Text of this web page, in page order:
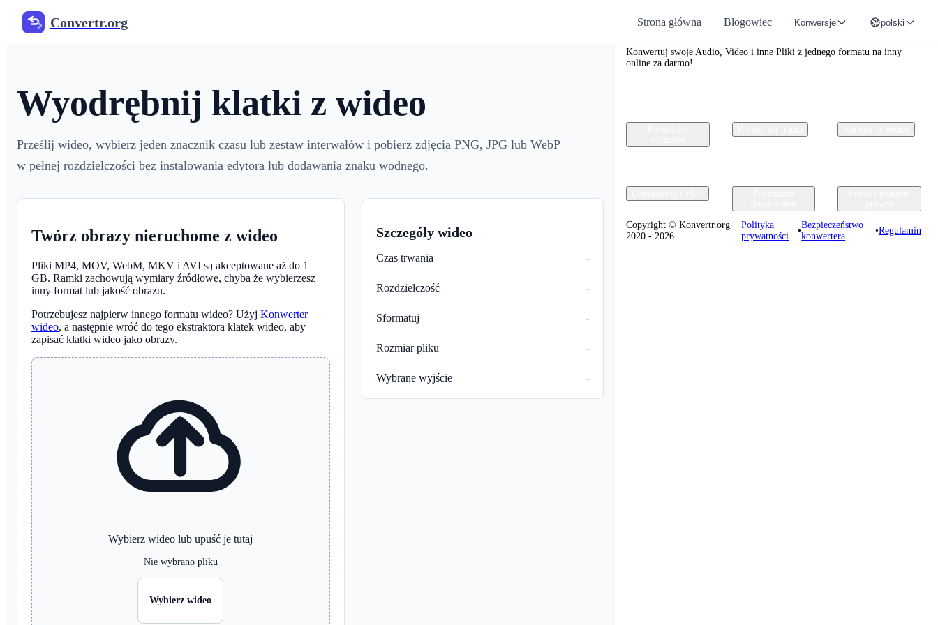
Convertr.org Strona główna Blogowiec Konwersje polski
Wyodrębnij klatki z wideo
Prześlij wideo, wybierz jeden znacznik czasu lub zestaw interwałów i pobierz zdjęcia PNG, JPG lub WebP
w pełnej rozdzielczości bez instalowania edytora lub dodawania znaku wodnego.
Twórz obrazy nieruchome z wideo
Pliki MP4, MOV, WebM, MKV i AVI są akceptowane aż do 1
GB. Ramki zachowują wymiary źródłowe, chyba że wybierzesz
inny format lub jakość obrazu.
Potrzebujesz najpierw innego formatu wideo? Użyj Konwerter
wideo, a następnie wróć do tego ekstraktora klatek wideo, aby
zapisać klatki wideo jako obrazy.
Wybierz wideo lub upuść je tutaj
Nie wybrano pliku
Wybierz wideo
Szczegóły wideo
Czas trwania -
Rozdzielczość -
Sformatuj -
Rozmiar pliku -
Wybrane wyjście -
Convertr.org
Konwertuj swoje Audio, Video i inne Pliki z jednego formatu na inny
online za darmo!
Copyright © Konvertr.org
2020 - 2026
Polityka
prywatności
•
Bezpieczeństwo
konwertera
•Regulamin